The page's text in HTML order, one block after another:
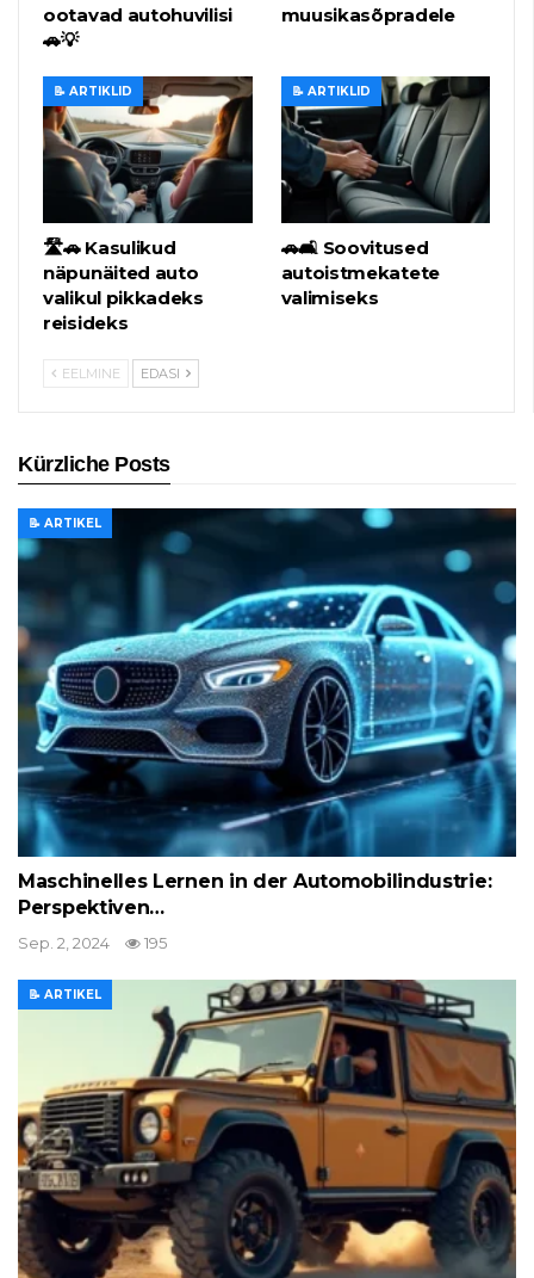
ootavad autohuvilisi
🚗💡
muusikasõpradele
📝 ARTIKLID
🛣️🚗 Kasulikud
näpunäited auto
valikul pikkadeks
reisideks
📝 ARTIKLID
🚗🛋️ Soovitused
autoistmekatete
valimiseks
EELMINE EDASI
Kürzliche Posts
📝 ARTIKEL
Maschinelles Lernen in der Automobilindustrie:
Perspektiven…
Sep. 2, 2024 195
📝 ARTIKEL